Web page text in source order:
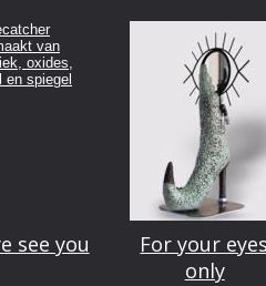
see you
For your
only